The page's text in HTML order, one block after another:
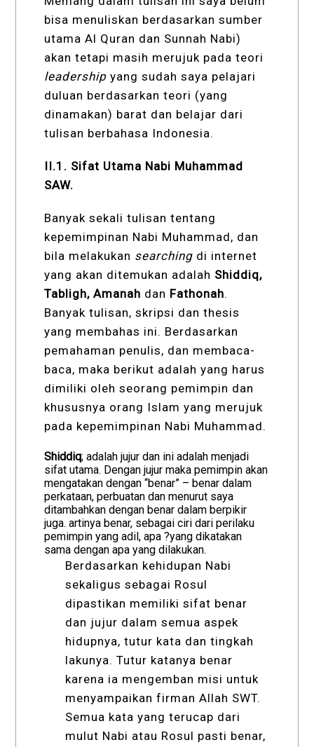
bisa menuliskan berdasarkan sumber
utama Al Quran dan Sunnah Nabi)
akan tetapi masih merujuk pada teori
leadership yang sudah saya pelajari
duluan berdasarkan teori (yang
dinamakan) barat dan belajar dari
tulisan berbahasa Indonesia.
II.1. Sifat Utama Nabi Muhammad
SAW.
Banyak sekali tulisan tentang
kepemimpinan Nabi Muhammad, dan
bila melakukan searching di internet
yang akan ditemukan adalah Shiddiq,
Tabligh, Amanah dan Fathonah.
Banyak tulisan, skripsi dan thesis
yang membahas ini. Berdasarkan
pemahaman penulis, dan membaca-
baca, maka berikut adalah yang harus
dimiliki oleh seorang pemimpin dan
khususnya orang Islam yang merujuk
pada kepemimpinan Nabi Muhammad.
Shiddiq; adalah jujur dan ini adalah menjadi
sifat utama. Dengan jujur maka pemimpin akan
mengatakan dengan “benar” – benar dalam
perkataan, perbuatan dan menurut saya
ditambahkan dengan benar dalam berpikir
juga. artinya benar, sebagai ciri dari perilaku
pemimpin yang adil, apa ?yang dikatakan
sama dengan apa yang dilakukan.
Berdasarkan kehidupan Nabi
sekaligus sebagai Rosul
dipastikan memiliki sifat benar
dan jujur dalam semua aspek
hidupnya, tutur kata dan tingkah
lakunya. Tutur katanya benar
karena ia mengemban misi untuk
menyampaikan firman Allah SWT.
Semua kata yang terucap dari
mulut Nabi atau Rosul pasti benar,